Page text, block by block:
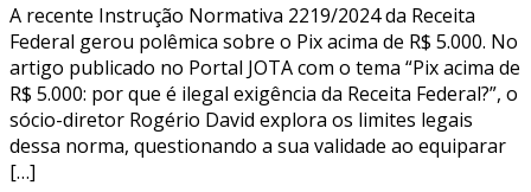
A recente Instrução Normativa 2219/2024 da Receita
Federal gerou polêmica sobre o Pix acima de R$ 5.000. No
artigo publicado no Portal JOTA com o tema “Pix acima de
R$ 5.000: por que é ilegal exigência da Receita Federal?”, o
sócio-diretor Rogério David explora os limites legais
dessa norma, questionando a sua validade ao equiparar
[…]